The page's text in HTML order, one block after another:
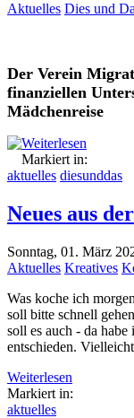
Aktuelles Dies und
Der Verein
finanziellen
Mädchenreise
Weiterlesen
Markiert in:
aktuelles diesunddas
Neues aus
Sonntag, 01. März
Aktuelles Kreatives
Was koche ich
soll bitte schnell
soll es auch - da
entschieden.
Weiterlesen
Markiert in:
aktuelles